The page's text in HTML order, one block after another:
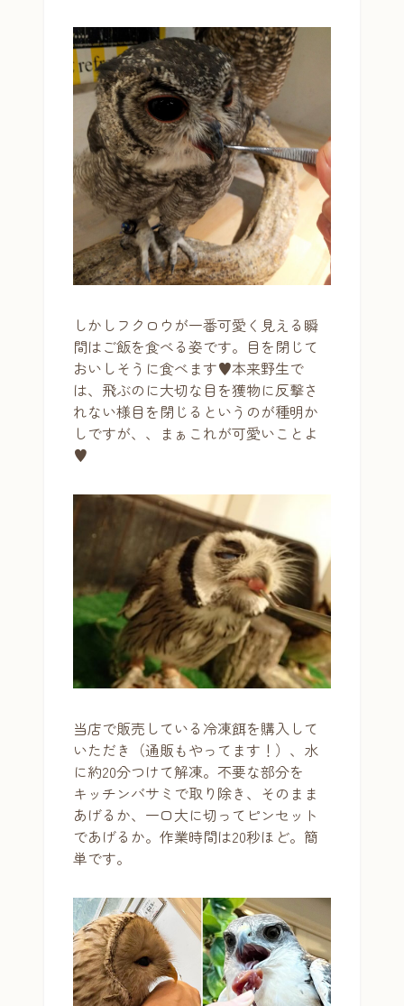
しかしフクロウが一番可愛く見える瞬
間はご飯を食べる姿です。目を閉じて
おいしそうに食べます♥本来野生で
は、飛ぶのに大切な目を獲物に反撃さ
れない様目を閉じるというのが種明か
しですが、、まぁこれが可愛いことよ
♥
当店で販売している冷凍餌を購入して
いただき（通販もやってます！）、水
に約20分つけて解凍。不要な部分を
キッチンバサミで取り除き、そのまま
あげるか、一口大に切ってピンセット
であげるか。作業時間は20秒ほど。簡
単です。